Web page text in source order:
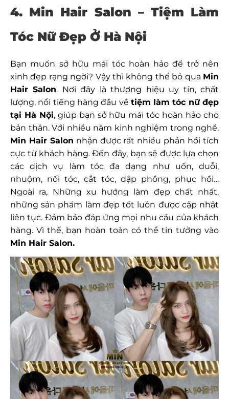
4. Min Hair Salon – Tiệm Làm
Tóc Nữ Đẹp Ở Hà Nội
Bạn muốn sở hữu mái tóc hoàn hảo để trở nên
xinh đẹp rạng ngời? Vậy thì không thể bỏ qua Min
Hair Salon. Nơi đây là thương hiệu uy tín, chất
lượng, nổi tiếng hàng đầu về tiệm làm tóc nữ đẹp
tại Hà Nội, giúp bạn sở hữu mái tóc hoàn hảo cho
bản thân. Với nhiều năm kinh nghiệm trong nghề,
Min Hair Salon nhận được rất nhiều phản hồi tích
cực từ khách hàng. Đến đây, bạn sẽ được lựa chọn
các dịch vụ làm tóc đa dạng như uốn, duỗi,
nhuộm, nối tóc, cắt tóc, dập phồng, phục hồi…
Ngoài ra, Những xu hướng làm đẹp chất nhất,
những sản phẩm làm đẹp tốt luôn được cập nhật
liên tục. Đảm bảo đáp ứng mọi nhu cầu của khách
hàng. Vì thế, bạn hoàn toàn có thể tin tưởng vào
Min Hair Salon.